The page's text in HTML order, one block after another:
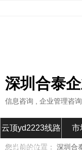
深圳合泰
信息咨询 , 企业管理咨
云顶yd2223线路
检测首页
市
您当前的位置： 深圳合